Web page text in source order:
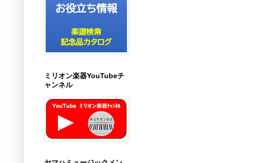
ミリオン楽器YouTubeチ
ャンネル